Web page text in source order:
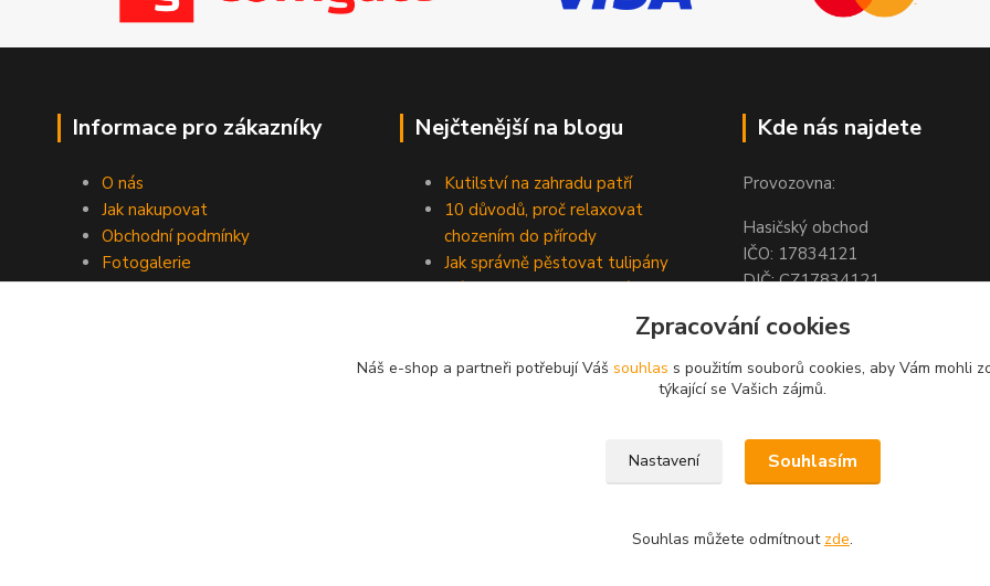
Informace pro zákazníky
O nás
Jak nakupovat
Obchodní podmínky
Fotogalerie
Kontakty
Nejčtenější na blogu
Kutilství na zahradu patří
10 důvodů, proč relaxovat
chozením do přírody
Jak správně pěstovat tulipány
Náhodně generovaný článek
Kde nás najdete
Provozovna:
Hasičský obchod
IČO:
DIČ:
779 00 Olomouc
Česká Republika
Zpracování cookies
Náš e-shop a partneři potřebují Váš souhlas s použitím souborů cookies, aby Vám mohli
týkající se Vašich zájmů.
Nastavení Souhlasím
Souhlas můžete odmítnout zde.